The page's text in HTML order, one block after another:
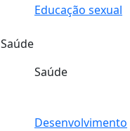
Educação sexual
Saúde
Saúde
Desenvolvimento